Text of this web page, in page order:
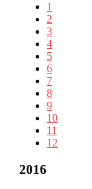
1
2
3
4
5
6
7
8
9
10
11
12
2016